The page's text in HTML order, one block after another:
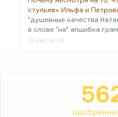
стульев» Ильфа и
"душевные качества
в слове "на" апшибка
31 мая, 11:20